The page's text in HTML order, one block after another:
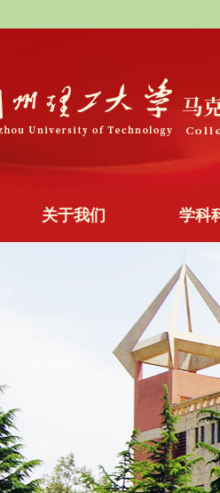
关于我们 学科